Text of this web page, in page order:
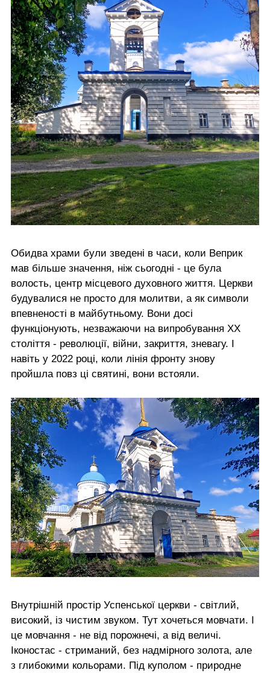
Обидва храми були зведені в часи, коли Веприк
мав більше значення, ніж сьогодні - це була
волость, центр місцевого духовного життя. Церкви
будувалися не просто для молитви, а як символи
впевненості в майбутньому. Вони досі
функціонують, незважаючи на випробування ХХ
століття - революції, війни, закриття, зневагу. І
навіть у 2022 році, коли лінія фронту знову
пройшла повз ці святині, вони встояли.
Внутрішній простір Успенської церкви - світлий,
високий, із чистим звуком. Тут хочеться мовчати. І
це мовчання - не від порожнечі, а від величі.
Іконостас - стриманий, без надмірного золота, але
з глибокими кольорами. Під куполом - природне